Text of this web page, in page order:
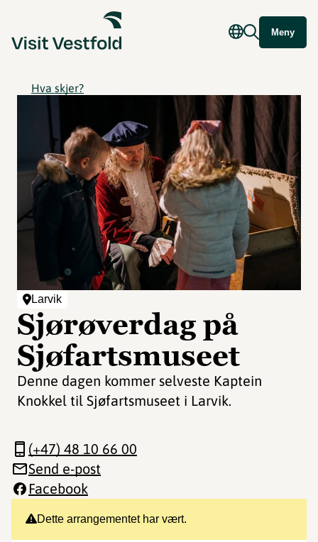
Meny
Hva skjer?
Larvik
Sjørøverdag på
Sjøfartsmuseet
Denne dagen kommer selveste Kaptein
Knokkel til Sjøfartsmuseet i Larvik.
Dette arrangementet har vært.
(+47) 48 10 66 00
Send e-post
Facebook